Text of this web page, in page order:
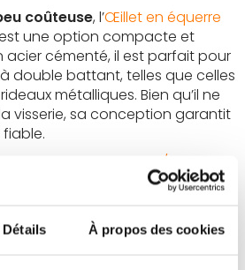
Détails À propos des cookies
coûteuse, l’Œillet en équerre
une option compacte et
acier cémenté, il est parfait pour
double battant, telles que celles
métalliques. Bien qu’il ne
visserie, sa conception garantit
haute protection 125/150
anti-coupe boulons, anti-
prix pour une sécurité de 9/10.
compromis. Avec un œillet
des cadenas jusqu’à 13